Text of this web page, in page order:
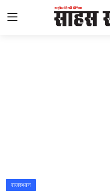
राज्य
राजस्थान